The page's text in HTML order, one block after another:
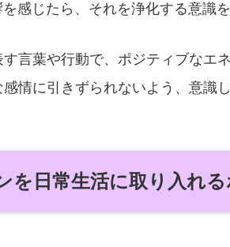
感じたら、それを浄化する意識を
言葉や行動で、ポジティブなエ
感情に引きずられないよう、意識
を日常生活に取り入れる